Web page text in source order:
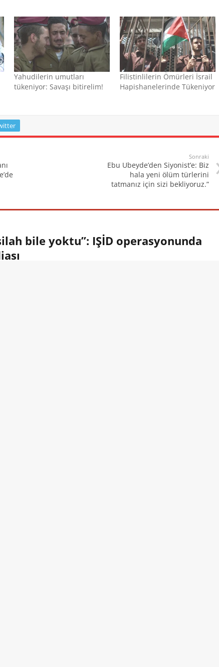
Yahudilerin umutları
tükeniyor: Savaşı bitirelim!
Filistinlilerin Ömürleri İsrail
Hapishanelerinde Tükeniyor
Sonraki
Ebu Ubeyde’den Siyonist’e: Biz
hala yeni ölüm türlerini
tatmanız için sizi bekliyoruz.”
bile yoktu”: IŞİD operasyonunda